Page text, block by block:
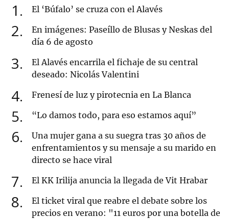
1 El ‘Búfalo’ se cruza con el Alavés
2
En imágenes: Paseíllo de Blusas y Neskas del
día 6 de agosto
3
El Alavés encarrila el fichaje de su central
deseado: Nicolás Valentini
4 Frenesí de luz y pirotecnia en La Blanca
5 “Lo damos todo, para eso estamos aquí”
6
Una mujer gana a su suegra tras 30 años de
enfrentamientos y su mensaje a su marido en
directo se hace viral
7 El KK Irilija anuncia la llegada de Vit Hrabar
8
El ticket viral que reabre el debate sobre los
precios en verano: "11 euros por una botella de